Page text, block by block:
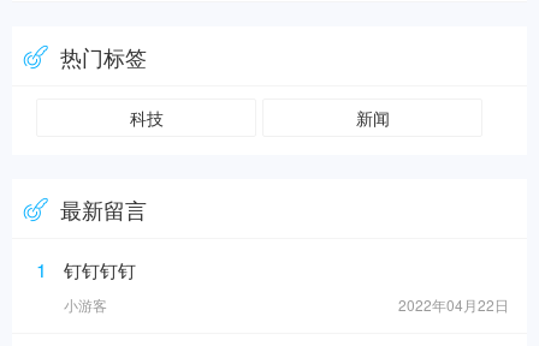
热门标签
科技 新闻
最新留言
1 钉钉钉钉
小游客 2022年04月22日